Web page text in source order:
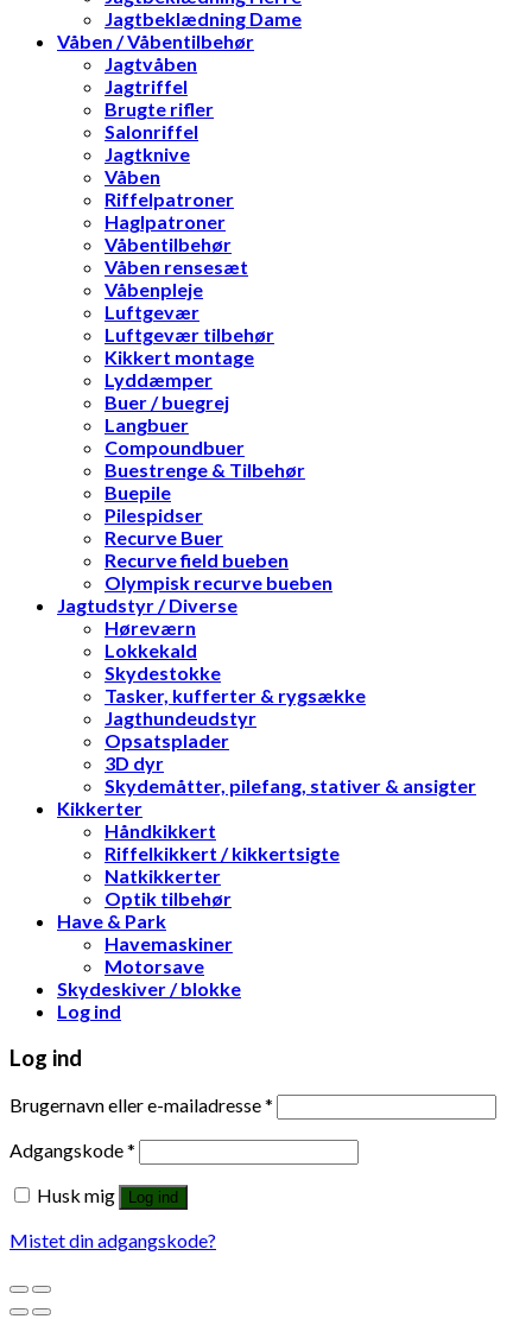
Jagtbeklædning Dame
Våben / Våbentilbehør
Jagtvåben
Jagtriffel
Brugte rifler
Salonriffel
Jagtknive
Våben
Riffelpatroner
Haglpatroner
Våbentilbehør
Våben rensesæt
Våbenpleje
Luftgevær
Luftgevær tilbehør
Kikkert montage
Lyddæmper
Buer / buegrej
Langbuer
Compoundbuer
Buestrenge & Tilbehør
Buepile
Pilespidser
Recurve Buer
Recurve field bueben
Olympisk recurve bueben
Jagtudstyr / Diverse
Høreværn
Lokkekald
Skydestokke
Tasker, kufferter & rygsække
Jagthundeudstyr
Opsatsplader
3D dyr
Skydemåtter, pilefang, stativer & ansigter
Kikkerter
Håndkikkert
Riffelkikkert / kikkertsigte
Natkikkerter
Optik tilbehør
Have & Park
Havemaskiner
Motorsave
Skydeskiver / blokke
Log ind
Log ind
Brugernavn eller e-mailadresse*
Adgangskode*
Husk mig
Log ind
Mistet din adgangskode?